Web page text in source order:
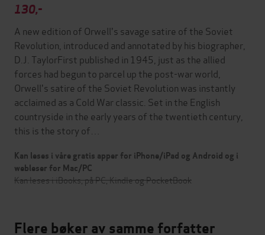
130,-
A new edition of Orwell's savage satire of the Soviet
Revolution, introduced and annotated by his biographer,
D.J. TaylorFirst published in 1945, just as the allied
forces had begun to parcel up the post-war world,
Orwell's satire of the Soviet Revolution was instantly
acclaimed as a Cold War classic. Set in the English
countryside in the early years of the twentieth century,
this is the story of…
Kan leses i våre gratis apper for iPhone/iPad og Android og i
webleser for Mac/PC
Kan leses i iBooks, på PC, Kindle og PocketBook
Flere bøker av samme forfatter